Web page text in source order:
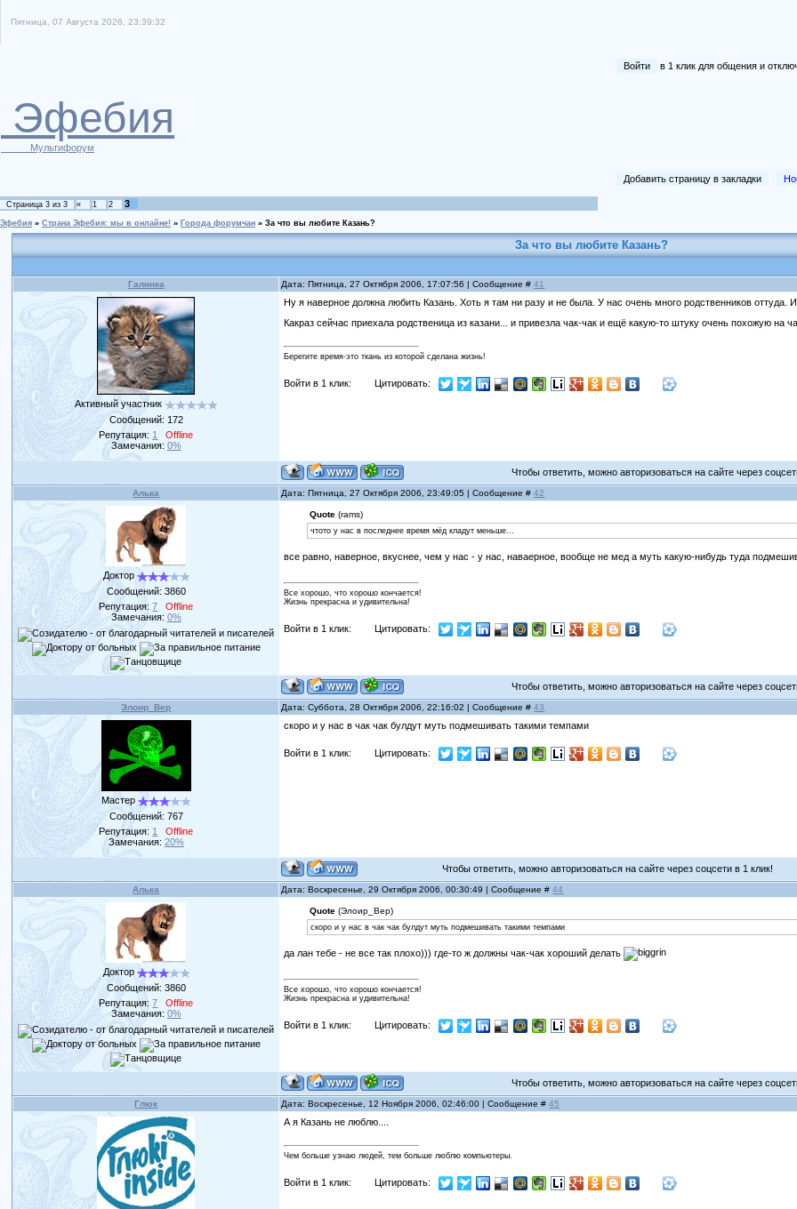
Пятница, 07 Августа 2026, 23:39:32
Войти в 1 клик для общения и
Эфебия
Мультифорум
Добавить страницу в закладки
Страница 3 из 3 « 1 2 3
Эфебия » Страна Эфебия: мы в онлайне! » Города форумчан » За что вы любите Казань?
За что вы любите Казань?
Галинка Дата: Пятница, 27 Октября 2006, 17:07:56 | Сообщение #41
Активный участник
Сообщений: 172
Репутация: 1
Offline
Замечания: 0%
Ну я наверное должна любить Казань. Хоть я там ни разу и не была. У нас очень много родственников оттуда.
Какраз сейчас приехала родственица из казани... и привезла чак-чак и ещё какую-то штуку очень похожую на
Берегите время-это ткань из которой сделана жизнь!
Войти в 1 клик: Цитировать:
Чтобы ответить, можно авторизоваться на сайте через
Алька Дата: Пятница, 27 Октября 2006, 23:49:05 | Сообщение #42
Доктор
Сообщений: 3860
Репутация:7
Offline
Замечания: 0%
Quote (rams)
чтото у нас в последнее время мёд кладут меньше...
все равно, наверное, вкуснее, чем у нас - у нас, наваерное, вообще не мед а муть какую-нибудь туда
Все хорошо, что хорошо кончается!
Жизнь прекрасна и удивительна!
Войти в 1 клик: Цитировать:
Чтобы ответить, можно авторизоваться на сайте через
Элоир_Вер Дата: Суббота, 28 Октября 2006, 22:16:02 | Сообщение #43
Мастер
Сообщений: 767
Репутация: 1
Offline
Замечания: 20%
скоро и у нас в чак чак булдут муть подмешивать такими темпами
Войти в 1 клик: Цитировать:
Чтобы ответить, можно авторизоваться на сайте через соцсети в 1 клик!
Алька Дата: Воскресенье, 29 Октября 2006, 00:30:49 | Сообщение #44
Доктор
Сообщений: 3860
Репутация:7
Offline
Замечания: 0%
Quote (Элоир_Вер)
скоро и у нас в чак чак булдут муть подмешивать такими темпами
да лан тебе - не все так плохо))) где-то ж должны чак-чак хороший делать
Все хорошо, что хорошо кончается!
Жизнь прекрасна и удивительна!
Войти в 1 клик: Цитировать:
Чтобы ответить, можно авторизоваться на сайте через
Глюк Дата: Воскресенье, 12 Ноября 2006, 02:46:00 | Сообщение #45
А я Казань не люблю....
Чем больше узнаю людей, тем больше люблю компьютеры.
Войти в 1 клик: Цитировать: